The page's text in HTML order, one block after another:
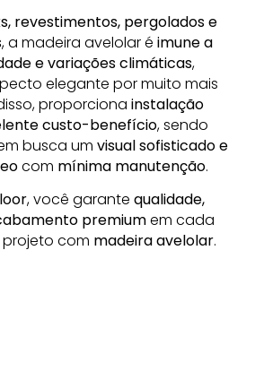
revestimentos, pergolados e
, a madeira avelolar é imune a
e variações climáticas,
elegante por muito mais
proporciona instalação
custo-benefício, sendo
busca um visual sofisticado e
com mínima manutenção.
, você garante qualidade,
premiumem cada
com madeira avelolar.